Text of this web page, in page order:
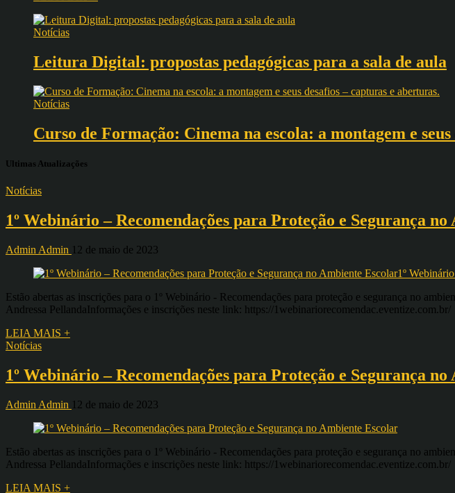
Notícias
Leitura Digital: propostas pedagógicas para a sala de aula
Notícias
Curso de Formação: Cinema na escola: a montagem e
Ultimas Atualizações
Notícias
1º Webinário – Recomendações para Proteção e Segurança
Admin Admin 12 de maio de 2023
Estão abertas as inscrições para o 1º Webinário - Recomendações para proteção e segurança no
Andressa PellandaInformações e inscrições neste link: https://1webinariorecomendac.eventize.com.br/
LEIA MAIS +
Notícias
1º Webinário – Recomendações para Proteção e Segurança
Admin Admin 12 de maio de 2023
Estão abertas as inscrições para o 1º Webinário - Recomendações para proteção e segurança no
Andressa PellandaInformações e inscrições neste link: https://1webinariorecomendac.eventize.com.br/
LEIA MAIS +